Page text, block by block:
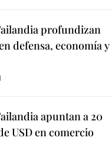
profundizan
defensa, economía y
apuntan a 20
USD en comercio